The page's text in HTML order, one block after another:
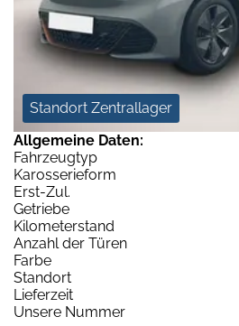
Standort Zentrallager
Allgemeine Daten:
Fahrzeugtyp
Karosserieform
Erst-Zul.
Getriebe
Kilometerstand
Anzahl der Türen
Farbe
Standort
Lieferzeit
Unsere Nummer